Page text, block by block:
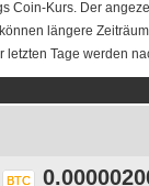
Coin-Kurs. Der
längere
Tage werden
BTC